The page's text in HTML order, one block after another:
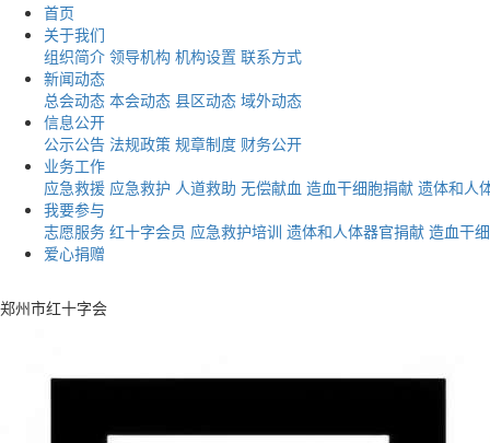
首页
关于我们
组织简介 领导机构 机构设置 联系方式
新闻动态
总会动态 本会动态 县区动态 域外动态
信息公开
公示公告 法规政策 规章制度 财务公开
业务工作
应急救援 应急救护 人道救助 无偿献血 造血干细胞捐献 遗体和人
我要参与
志愿服务 红十字会员 应急救护培训 遗体和人体器官捐献 造血干
爱心捐赠
郑州市红十字会